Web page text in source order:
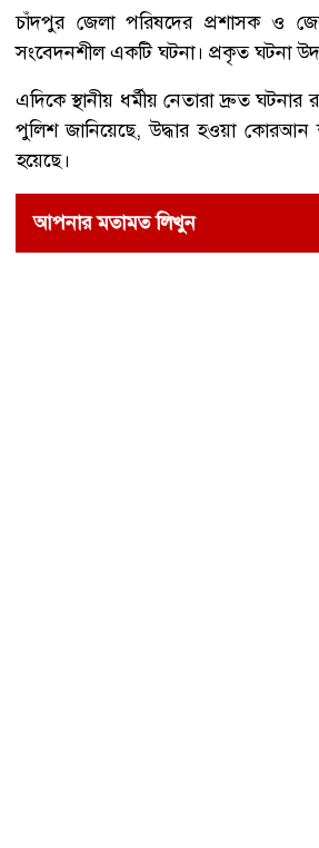
চাঁদপুর জেলা পরিষদের প্রশাসক ও
সংবেদনশীল একটি ঘটনা। প্রকৃত ঘটনা
এদিকে স্থানীয় ধর্মীয় নেতারা দ্রুত
পুলিশ জানিয়েছে, উদ্ধার হওয়া কোরআন
হয়েছে।
আপনার মতামত লিখুন